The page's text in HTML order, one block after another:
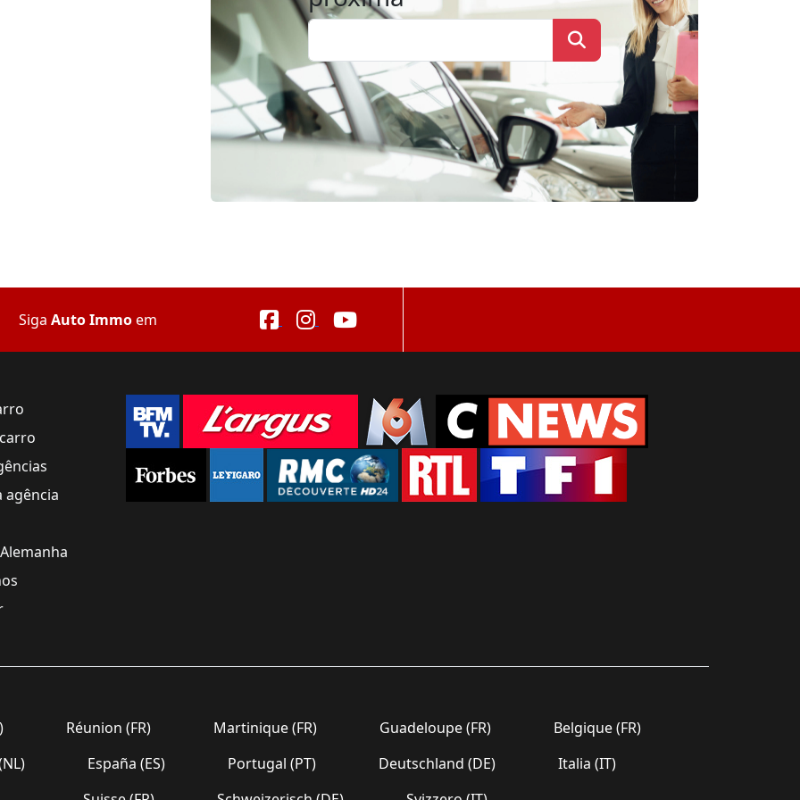
Siga Auto Immoem
Réunion (FR) Martinique (FR) Guadeloupe (FR)
Belgique (FR)
España (ES) Portugal (PT) Deutschland (DE)
Italia (IT)